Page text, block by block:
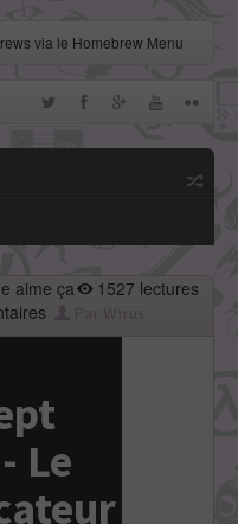
via le Homebrew Menu
pour obtenir un
» de chiffrage
inutile, un !
1527 lectures
aime ça
Le